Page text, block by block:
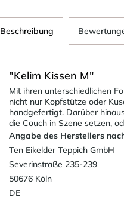
Beschreibung
"Kelim Kissen M"
Mit ihren unterschiedlichen
nicht nur Kopfstütze oder
handgefertigt. Darüber
die Couch in Szene setzen,
Angabe des Herstellers
Ten Eikelder Teppich GmbH
Severinstraße 235-239
50676 Köln
DE